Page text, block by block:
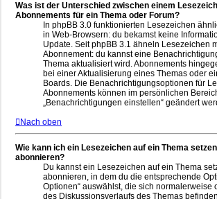
Was ist der Unterschied zwischen einem
Abonnements für ein Thema oder Forum?
In phpBB 3.0 funktionierten Lesezeichen
in Web-Browsern: du bekamst keine
Update. Seit phpBB 3.1 ähneln Lesezeichen
Abonnement: du kannst eine
Thema aktualisiert wird. Abonnements
bei einer Aktualisierung eines Themas oder
Boards. Die Benachrichtigungsoptionen für
Abonnements können im persönlichen
„Benachrichtigungen einstellen“ geändert
Nach oben
Wie kann ich ein Lesezeichen auf ein Thema
abonnieren?
Du kannst ein Lesezeichen auf ein Thema
abonnieren, in dem du die entsprechende
Optionen“ auswählst, die sich normalerweise
des Diskussionsverlaufs des Themas